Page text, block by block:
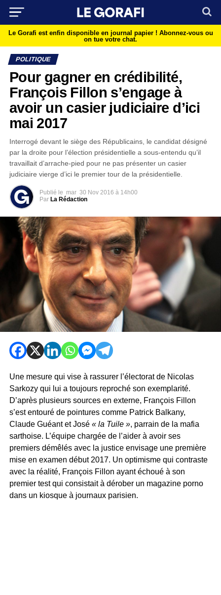
Le Gorafi est enfin disponible en journal papier ! Abonnez-vous ou
on tue votre chat.
POLITIQUE
Pour gagner en crédibilité,
François Fillon s’engage à
avoir un casier judiciaire d’ici
mai 2017
Interrogé devant le siège des Républicains, le candidat désigné
par la droite pour l’élection présidentielle a sous-entendu qu’il
travaillait d’arrache-pied pour ne pas présenter un casier
judiciaire vierge d’ici le premier tour de la présidentielle.
Publié le mar 30 Nov 2016 à 14h00
Par La Rédaction
Une mesure qui vise à rassurer l’électorat de Nicolas
Sarkozy qui lui a toujours reproché son exemplarité.
D’après plusieurs sources en externe, François Fillon
s’est entouré de pointures comme Patrick Balkany,
Claude Guéant et José « la Tuile », parrain de la mafia
sarthoise. L’équipe chargée de l’aider à avoir ses
premiers démêlés avec la justice envisage une première
mise en examen début 2017. Un optimisme qui contraste
avec la réalité, François Fillon ayant échoué à son
premier test qui consistait à dérober un magazine porno
dans un kiosque à journaux parisien.